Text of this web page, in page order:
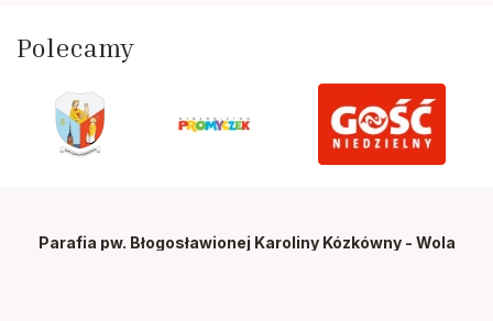
Polecamy
Parafia pw. Błogosławionej Karoliny Kózkówny - Wola